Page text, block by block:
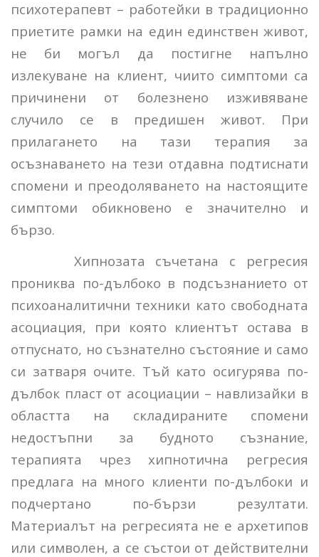
психотерапевт – работейки в традиционно
приетите рамки на един единствен живот,
не би могъл да постигне напълно
излекуване на клиент, чиито симптоми са
причинени от болезнено изживяване
случило се в предишен живот. При
прилагането на тази терапия за
осъзнаването на тези отдавна подтиснати
спомени и преодоляването на настоящите
симптоми обикновено е значително и
бързо.
Хипнозата съчетана с регресия
прониква по-дълбоко в подсъзнанието от
психоаналитични техники като свободната
асоциация, при която клиентът остава в
отпуснато, но съзнателно състояние и само
си затваря очите. Тъй като осигурява по-
дълбок пласт от асоциации – навлизайки в
областта на складираните спомени
недостъпни за будното съзнание,
терапията чрез хипнотична регресия
предлага на много клиенти по-дълбоки и
подчертано по-бързи резултати.
Материалът на регресията не е архетипов
или символен, а се състои от действителни